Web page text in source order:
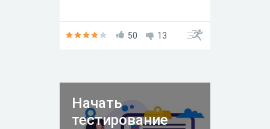
50 13
Начать
тестирование